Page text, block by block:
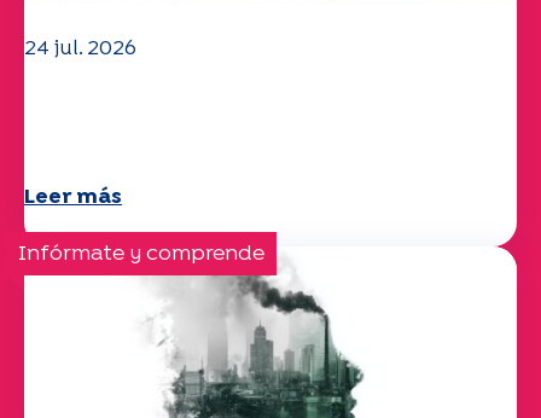
24 jul. 2026
Leer más
Infórmate y comprende